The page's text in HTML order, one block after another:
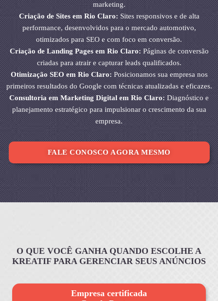
marketing.
Criação de Sites em Rio Claro:Sites responsivos e de alta
performance, desenvolvidos para o mercado automotivo,
otimizados para SEO e com foco em conversão.
Criação de Landing Pages em Rio Claro:Páginas de conversão
criadas para atrair e capturar leads qualificados.
Otimização SEO em Rio Claro:Posicionamos sua empresa nos
primeiros resultados do Google com técnicas atualizadas e eficazes.
Consultoria em Marketing Digital em Rio Claro:Diagnóstico e
planejamento estratégico para impulsionar o crescimento da sua
empresa.
FALE CONOSCO AGORA MESMO
O QUE VOCÊ GANHA QUANDO ESCOLHE A
KREATIF PARA GERENCIAR SEUS ANÚNCIOS
Empresa certificada